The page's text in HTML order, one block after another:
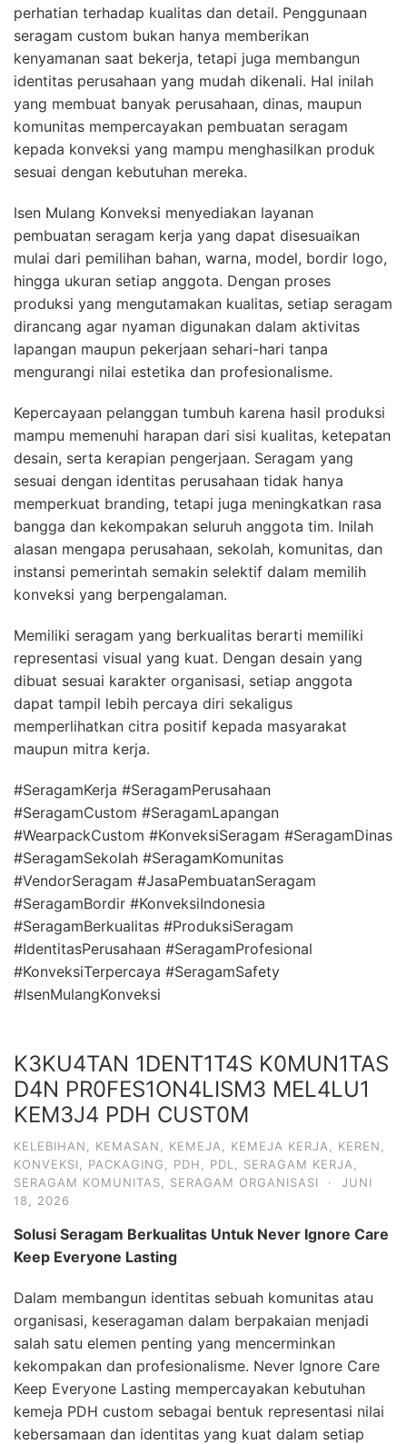
perhatian terhadap kualitas dan detail. Penggunaan
seragam custom bukan hanya memberikan
kenyamanan saat bekerja, tetapi juga membangun
identitas perusahaan yang mudah dikenali. Hal inilah
yang membuat banyak perusahaan, dinas, maupun
komunitas mempercayakan pembuatan seragam
kepada konveksi yang mampu menghasilkan produk
sesuai dengan kebutuhan mereka.
Isen Mulang Konveksi menyediakan layanan
pembuatan seragam kerja yang dapat disesuaikan
mulai dari pemilihan bahan, warna, model, bordir logo,
hingga ukuran setiap anggota. Dengan proses
produksi yang mengutamakan kualitas, setiap seragam
dirancang agar nyaman digunakan dalam aktivitas
lapangan maupun pekerjaan sehari-hari tanpa
mengurangi nilai estetika dan profesionalisme.
Kepercayaan pelanggan tumbuh karena hasil produksi
mampu memenuhi harapan dari sisi kualitas, ketepatan
desain, serta kerapian pengerjaan. Seragam yang
sesuai dengan identitas perusahaan tidak hanya
memperkuat branding, tetapi juga meningkatkan rasa
bangga dan kekompakan seluruh anggota tim. Inilah
alasan mengapa perusahaan, sekolah, komunitas, dan
instansi pemerintah semakin selektif dalam memilih
konveksi yang berpengalaman.
Memiliki seragam yang berkualitas berarti memiliki
representasi visual yang kuat. Dengan desain yang
dibuat sesuai karakter organisasi, setiap anggota
dapat tampil lebih percaya diri sekaligus
memperlihatkan citra positif kepada masyarakat
maupun mitra kerja.
#SeragamKerja #SeragamPerusahaan
#SeragamCustom #SeragamLapangan
#WearpackCustom #KonveksiSeragam #SeragamDinas
#SeragamSekolah #SeragamKomunitas
#VendorSeragam #JasaPembuatanSeragam
#SeragamBordir #KonveksiIndonesia
#SeragamBerkualitas #ProduksiSeragam
#IdentitasPerusahaan #SeragamProfesional
#KonveksiTerpercaya #SeragamSafety
#IsenMulangKonveksi
K3KU4TAN 1DENT1T4S K0MUN1TAS
D4N PR0FES1ON4LISM3 MEL4LU1
KEM3J4 PDH CUST0M
KELEBIHAN KEMASAN KEMEJA KEMEJA KERJA KEREN
KONVEKSI
PACKAGING PDH PDL SERAGAM KERJA
SERAGAM KOMUNITAS
SERAGAM ORGANISASI ·
JUNI
18, 2026
Solusi Seragam Berkualitas Untuk Never Ignore Care
Keep Everyone Lasting
Dalam membangun identitas sebuah komunitas atau
organisasi, keseragaman dalam berpakaian menjadi
salah satu elemen penting yang mencerminkan
kekompakan dan profesionalisme. Never Ignore Care
Keep Everyone Lasting mempercayakan kebutuhan
kemeja PDH custom sebagai bentuk representasi nilai
kebersamaan dan identitas yang kuat dalam setiap